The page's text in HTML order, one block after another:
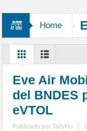
Home
Eve Air
del BNDES
eVTOL
Publicado porTallyHo